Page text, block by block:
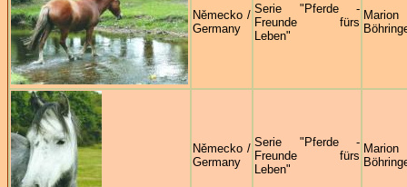
Německo /
Germany
Serie "Pferde -
Freunde fürs
Leben"
Marion
Německo /
Germany
Serie "Pferde -
Freunde fürs
Leben"
Marion